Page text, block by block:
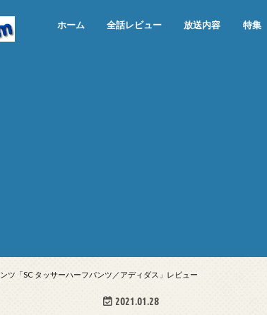
ホーム 全話レビュー 放送内容 特集
ツ「SC タッサーハーフパンツ／アディダス」レビュー
2021.01.28